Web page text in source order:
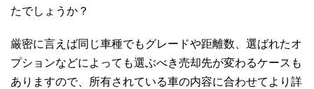
たでしょうか？
厳密に言えば同じ車種でもグレードや距離数、選ばれたオ
プションなどによっても選ぶべき売却先が変わるケースも
ありますので、所有されている車の内容に合わせてより詳